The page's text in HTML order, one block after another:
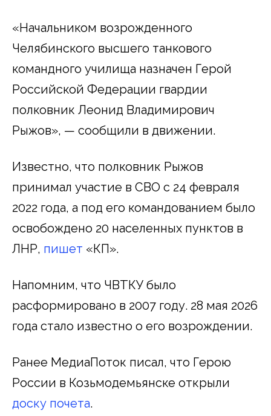
«Начальником возрожденного
Челябинского высшего танкового
командного училища назначен Герой
Российской Федерации гвардии
полковник Леонид Владимирович
Рыжов», — сообщили в движении.
Известно, что полковник Рыжов
принимал участие в СВО с 24 февраля
2022 года, а под его командованием было
освобождено 20 населенных пунктов в
ЛНР, пишет «КП».
Напомним, что ЧВТКУ было
расформировано в 2007 году. 28 мая 2026
года стало известно о его возрождении.
Ранее МедиаПоток писал, что Герою
России в Козьмодемьянске открыли
доску почета.